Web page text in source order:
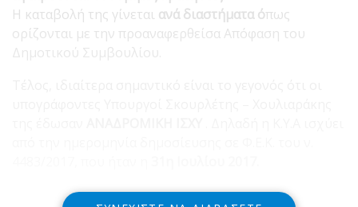
Η καταβολή της γίνεται ανά διαστήματα όπως
ορίζονται με την προαναφερθείσα Απόφαση του
Δημοτικού Συμβουλίου.